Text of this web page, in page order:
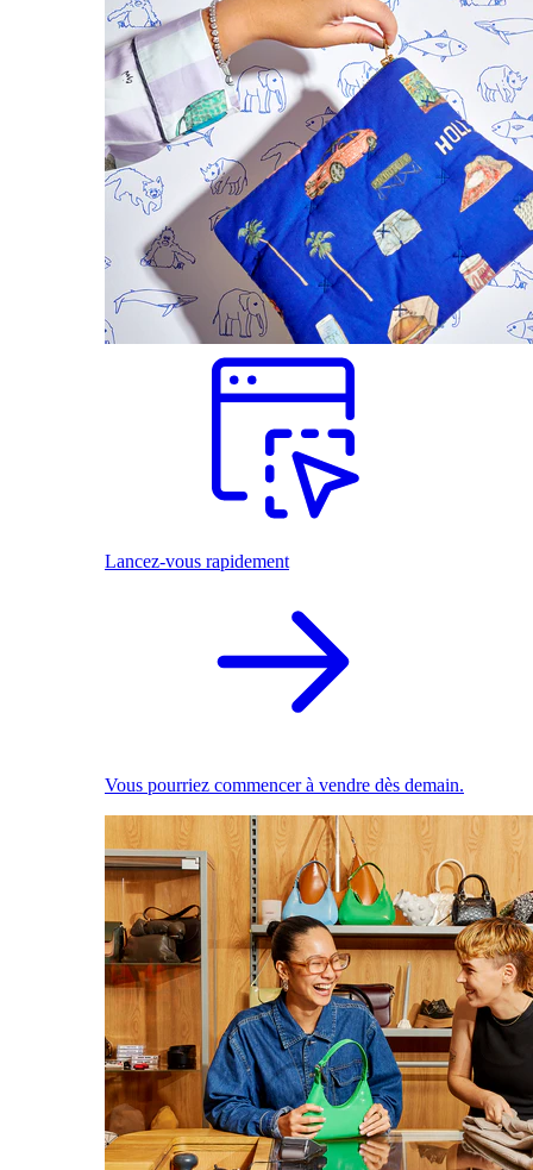
Lancez-vous rapidement
Vous pourriez commencer à vendre dès demain.